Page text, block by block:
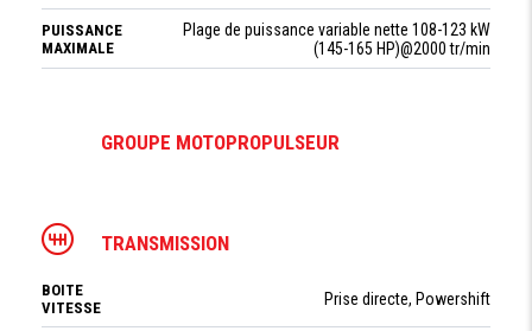
PUISSANCE
MAXIMALE
Plage de puissance variable nette 108-123 kW
(145-165 HP)@2000 tr/min
GROUPE MOTOPROPULSEUR
TRANSMISSION
BOITE
VITESSE
Prise directe, Powershift